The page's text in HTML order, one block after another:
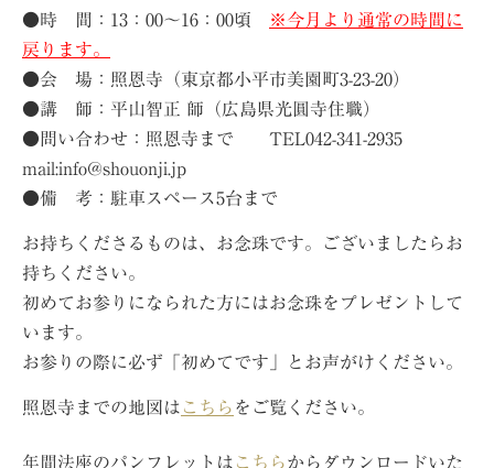
●時 間：13：00～16：00頃
※今月より通常の時間に
戻ります。
●会 場：照恩寺（東京都小平市美園町3-23-20）
●講 師：平山智正 師（広島県光圓寺住職）
●問い合わせ：照恩寺まで TEL042-341-2935
mail:info@shouonji.jp
●備 考：駐車スペース5台まで
お持ちくださるものは、お念珠です。ございましたらお
持ちください。
初めてお参りになられた方にはお念珠をプレゼントして
います。
お参りの際に必ず「初めてです」とお声がけください。
照恩寺までの地図は こちら をご覧ください。
年間法座のパンフレットは こちらからダウンロードいた